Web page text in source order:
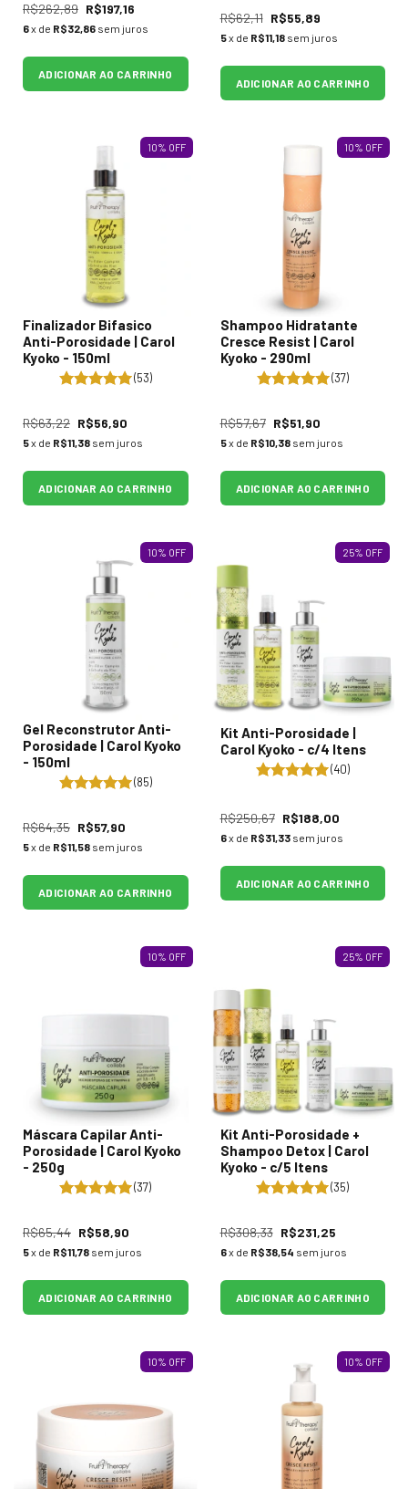
R$262,89 R$197,16
6x de R$32,86 sem juros
ADICIONAR AO CARRINHO
R$62,11 R$55,89
5x de R$11,18 sem juros
ADICIONAR AO CARRINHO
10% OFF
Finalizador Bifasico
Anti-Porosidade | Carol
Kyoko - 150ml
(53)
R$63,22 R$56,90
5x de R$11,38 sem juros
ADICIONAR AO CARRINHO
10% OFF
Shampoo Hidratante
Cresce Resist | Carol
Kyoko - 290ml
(37)
R$57,67 R$51,90
5x de R$10,38 sem juros
ADICIONAR AO CARRINHO
10% OFF
Gel Reconstrutor Anti-
Porosidade | Carol Kyoko
- 150ml
(85)
R$64,35 R$57,90
5x de R$11,58 sem juros
ADICIONAR AO CARRINHO
25% OFF
Kit Anti-Porosidade |
Carol Kyoko - c/4 Itens
(40)
R$250,67 R$188,00
6x de R$31,33 sem juros
ADICIONAR AO CARRINHO
10% OFF
Máscara Capilar Anti-
Porosidade | Carol Kyoko
- 250g
(37)
R$65,44 R$58,90
5x de R$11,78 sem juros
ADICIONAR AO CARRINHO
25% OFF
Kit Anti-Porosidade +
Shampoo Detox | Carol
Kyoko - c/5 Itens
(35)
R$308,33 R$231,25
6x de R$38,54 sem juros
ADICIONAR AO CARRINHO
10% OFF 10% OFF